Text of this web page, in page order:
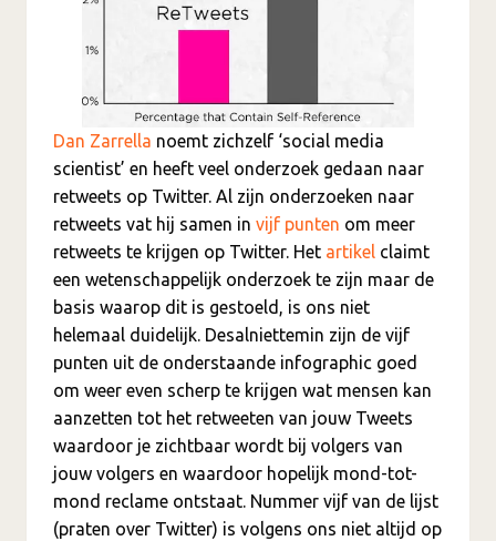
Dan Zarrella noemt zichzelf ‘social media
scientist’ en heeft veel onderzoek gedaan naar
retweets op Twitter. Al zijn onderzoeken naar
retweets vat hij samen in vijf punten om meer
retweets te krijgen op Twitter. Het artikel claimt
een wetenschappelijk onderzoek te zijn maar de
basis waarop dit is gestoeld, is ons niet
helemaal duidelijk. Desalniettemin zijn de vijf
punten uit de onderstaande infographic goed
om weer even scherp te krijgen wat mensen kan
aanzetten tot het retweeten van jouw Tweets
waardoor je zichtbaar wordt bij volgers van
jouw volgers en waardoor hopelijk mond-tot-
mond reclame ontstaat. Nummer vijf van de lijst
(praten over Twitter) is volgens ons niet altijd op